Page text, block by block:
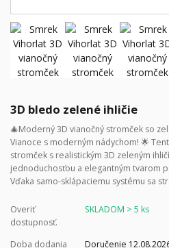
3D bledo zelené ihličie
🎄Moderný 3D vianočný stromček so
Vianoce s moderným nádychom! 🌟
stromček s realistickým 3D zeleným
jednoduchosťou a elegantným tvarom
Vďaka samo-sklápaciemu systému sa
Overiť
dostupnosť.
SKLADOM > 5 ks
Doba dodania
Doručenie